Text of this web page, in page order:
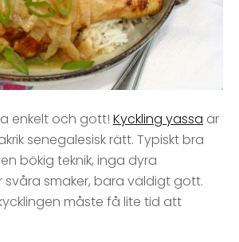
enkelt och gott! Kyckling yassa är
senegalesisk rätt. Typiskt bra
bökig teknik, inga dyra
svåra smaker, bara väldigt gott.
måste få lite tid att